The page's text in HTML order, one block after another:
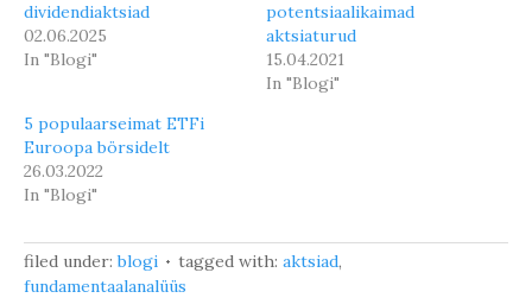
dividendiaktsiad
02.06.2025
In "Blogi"
potentsiaalikaimad
aktsiaturud
15.04.2021
In "Blogi"
5 populaarseimat ETFi
Euroopa börsidelt
26.03.2022
In "Blogi"
filed under:blogi tagged with: aktsiad,
fundamentaalanalüüs